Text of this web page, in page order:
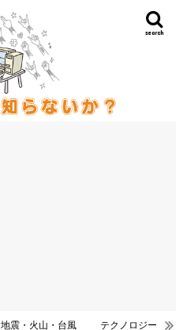
search
地震・火山・台風 テクノロジー